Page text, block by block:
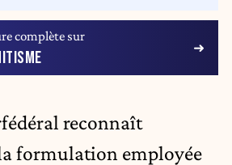
complète sur
reconnaît
formulation employée